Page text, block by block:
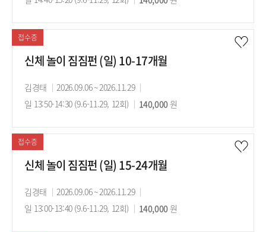
간
간
료
접수중
신체 놀이 짐짐펀 (일) 10-17개월
강
사
김경태
강
의
간
2026.09.06 ~ 2026.11.29
의
간
일 13:50-14:30 (9.6-11.29, 12회)
수
료
140,000원
접수중
신체 놀이 짐짐펀 (일) 15-24개월
강
사
김경태
강
의
2026.09.06 ~ 2026.11.29
의
일 13:00-13:40 (9.6-11.29, 12회)
수
140,000원